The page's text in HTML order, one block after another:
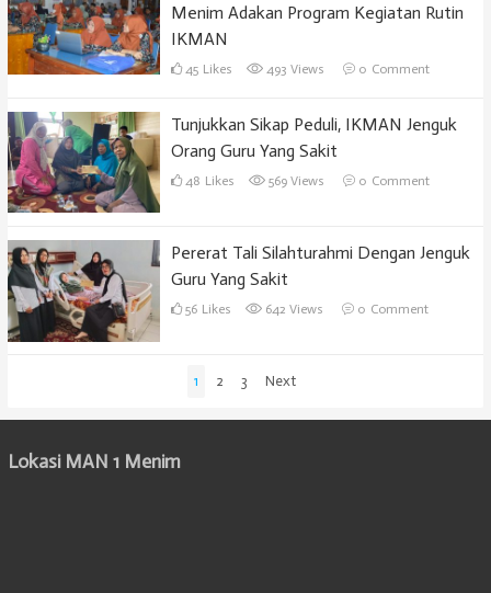
Menim Adakan Program Kegiatan Rutin
IKMAN
45 Likes 493 Views 0 Comment
Tunjukkan Sikap Peduli, IKMAN Jenguk
Orang Guru Yang Sakit
48 Likes 569 Views 0 Comment
Pererat Tali Silahturahmi Dengan Jenguk
Guru Yang Sakit
56 Likes 642 Views 0 Comment
1 2 3 Next
Lokasi MAN 1 Menim